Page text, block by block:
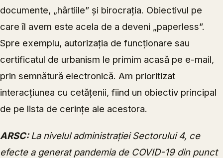
documente, „hârtiile” și birocrația. Obiectivul pe
care îl avem este acela de a deveni „paperless”.
Spre exemplu, autorizația de funcționare sau
certificatul de urbanism le primim acasă pe e-mail,
prin semnătură electronică. Am prioritizat
interacțiunea cu cetățenii, fiind un obiectiv principal
de pe lista de cerințe ale acestora.
ARSC:La nivelul administrației Sectorului 4, ce
efecte a generat pandemia de COVID-19 din punct